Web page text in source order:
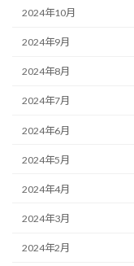
2024年10月
2024年9月
2024年8月
2024年7月
2024年6月
2024年5月
2024年4月
2024年3月
2024年2月